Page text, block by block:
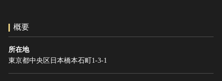
文化遺産データベース
国指定文化財等データベース
概要
所在地
東京都中央区日本橋本石町1-3-1